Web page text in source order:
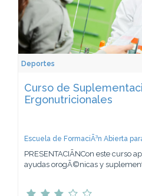
Deportes
Curso de
Ergonutricionales
Escuela de FormaciÃ³n Abierta
PRESENTACIÃNCon este curso
ayudas orogÃ©nicas y